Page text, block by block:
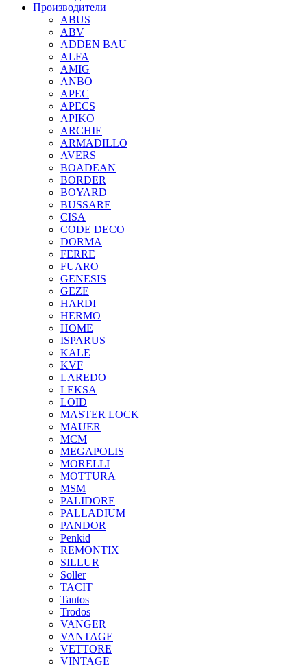
Производители
ABUS
ABV
ADDEN BAU
ALFA
AMIG
ANBO
APEC
APECS
APIKO
ARCHIE
ARMADILLO
AVERS
BOADEAN
BORDER
BOYARD
BUSSARE
CISA
CODE DECO
DORMA
FERRE
FUARO
GENESIS
GEZE
HARDI
HERMO
HOMЕ
ISPARUS
KALE
KVF
LAREDO
LEKSA
LOID
MASTER LOCK
MAUER
MCM
MEGAPOLIS
MORELLI
MOTTURA
MSM
PALIDORE
PALLADIUM
PANDOR
Penkid
REMONTIX
SILLUR
Soller
TACIT
Tantos
Trodos
VANGER
VANTAGE
VETTORE
VINTAGE